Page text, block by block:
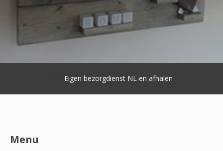
Eigen bezorgdienst NL en afhalen
Menu